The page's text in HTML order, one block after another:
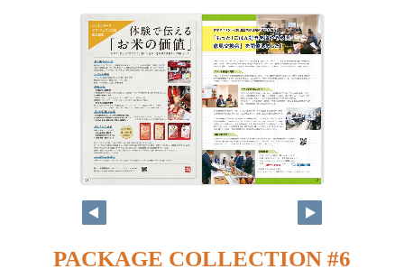
PACKAGE COLLECTION #6